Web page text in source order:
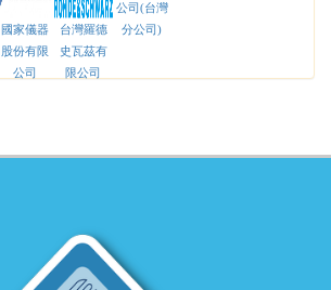
公司(台灣
分公司)
國家儀器
股份有限
公司
台灣羅德
史瓦茲有
限公司